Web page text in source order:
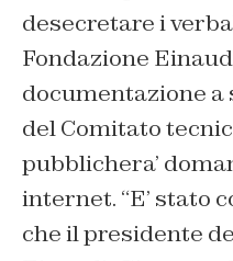
desecretare i
Fondazione
documentazione
del Comitato
pubblichera’
internet. “E’ stato
che il presidente